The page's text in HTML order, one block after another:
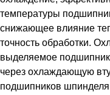
температуры
снижающее влияние
точность обработки.
выделяемое
через охлаждающую
подшипников